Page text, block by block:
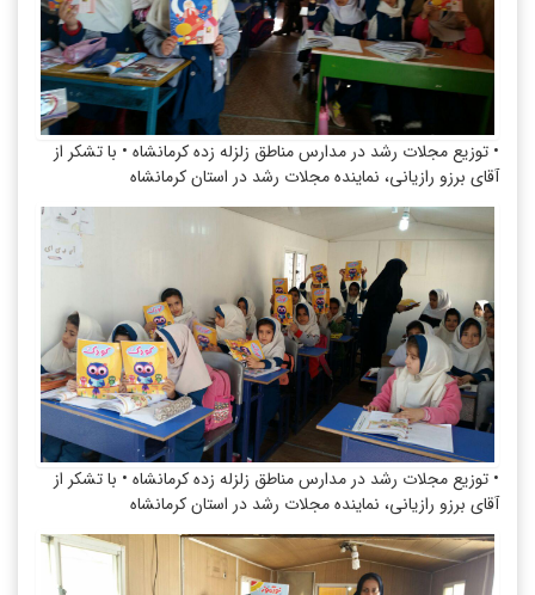
• توزیع مجلات رشد در مدارس مناطق زلزله زده کرمانشاه • با تشکر از
آقای برزو رازیانی، نماینده مجلات رشد در استان کرمانشاه
• توزیع مجلات رشد در مدارس مناطق زلزله زده کرمانشاه • با تشکر از
آقای برزو رازیانی، نماینده مجلات رشد در استان کرمانشاه